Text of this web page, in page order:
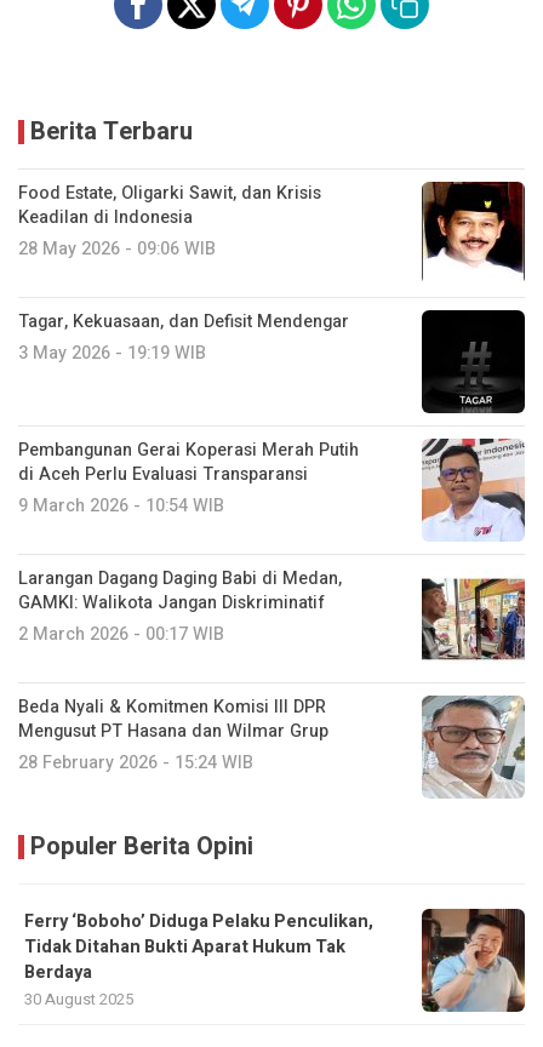
Berita Terbaru
Food Estate, Oligarki Sawit, dan Krisis
Keadilan di Indonesia
28 May 2026 - 09:06 WIB
Tagar, Kekuasaan, dan Defisit Mendengar
3 May 2026 - 19:19 WIB
Pembangunan Gerai Koperasi Merah Putih
di Aceh Perlu Evaluasi Transparansi
9 March 2026 - 10:54 WIB
Larangan Dagang Daging Babi di Medan,
GAMKI: Walikota Jangan Diskriminatif
2 March 2026 - 00:17 WIB
Beda Nyali & Komitmen Komisi III DPR
Mengusut PT Hasana dan Wilmar Grup
28 February 2026 - 15:24 WIB
Populer Berita Opini
Ferry ‘Boboho’ Diduga Pelaku Penculikan,
Tidak Ditahan Bukti Aparat Hukum Tak
Berdaya
30 August 2025